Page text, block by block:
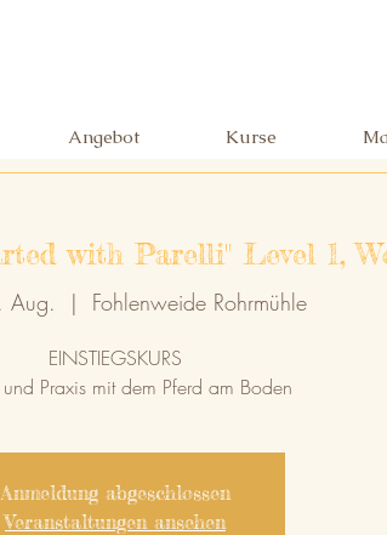
Angebot Kurse
with Parelli" Level 1,
Aug.
  |
Fohlenweide Rohrmühle
EINSTIEGSKURS
Praxis mit dem Pferd am Boden
Anmeldung abgeschlossen
Veranstaltungen ansehen